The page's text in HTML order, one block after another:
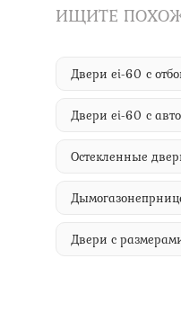
ИЩИТЕ
Двери ei-60 с
Двери ei-60 с
Остекленные
Двери с